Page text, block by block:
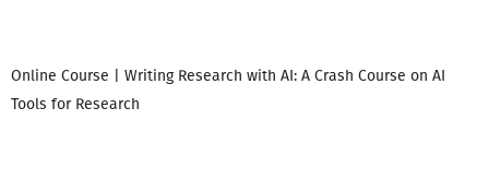
Online Course | Writing Research with AI: A Crash Course on AI
Tools for Research